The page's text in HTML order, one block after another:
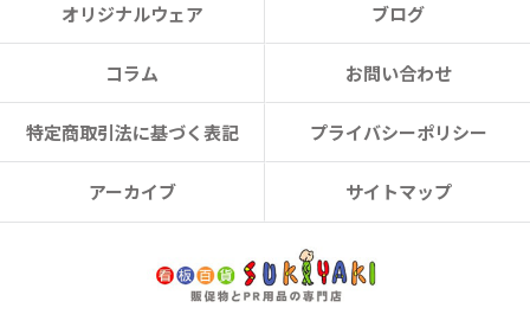
オリジナルウェア ブログ
コラム お問い合わせ
特定商取引法に基づく表記 プライバシーポリシー
アーカイブ サイトマップ